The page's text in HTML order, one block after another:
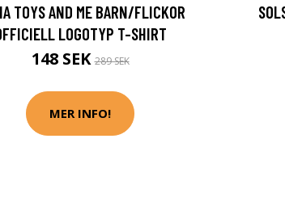
TOYS AND ME BARN/FLICKOR
LOGOTYP T-SHIRT
148 SEK289 SEK
MER INFO!